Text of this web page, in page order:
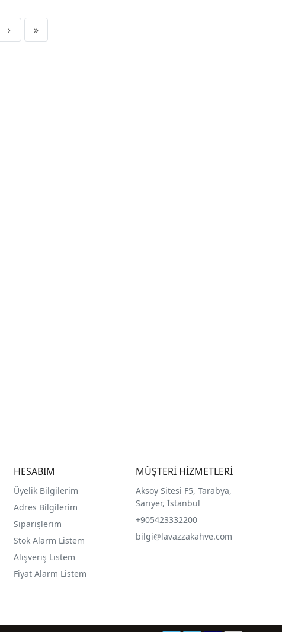
› »
HESABIM
Üyelik Bilgilerim
Adres Bilgilerim
Siparişlerim
Stok Alarm Listem
Alışveriş Listem
Fiyat Alarm Listem
MÜŞTERİ HİZMETLERİ
Aksoy Sitesi F5, Tarabya,
Sarıyer, İstanbul
+905423332200
bilgi@lavazzakahve.com